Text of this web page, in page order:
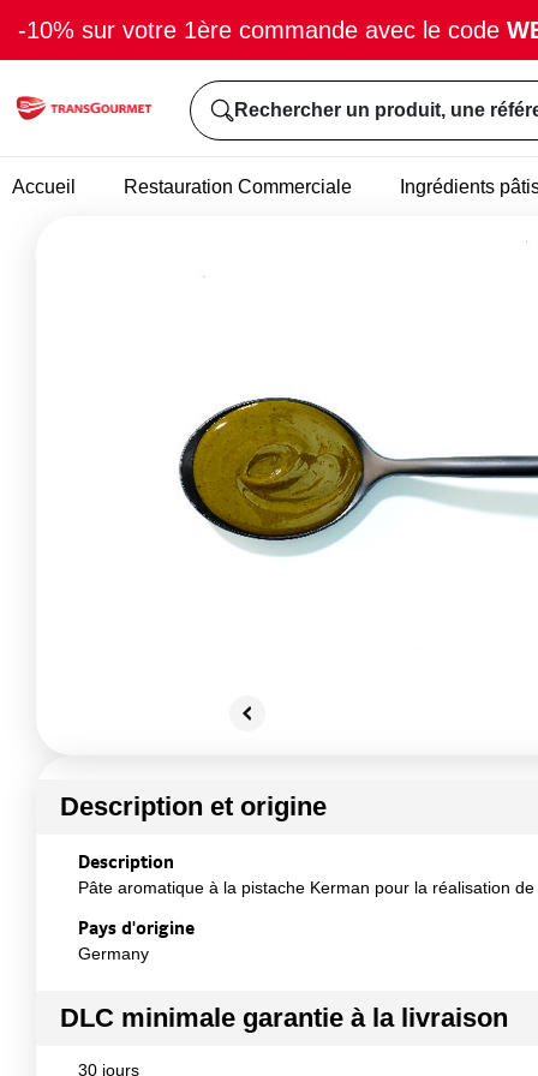
-10% sur votre 1ère commande avec le code
Rechercher un produit, une
Accueil Restauration Commerciale Ingrédients
Description et origine
Description
Pâte aromatique à la pistache Kerman pour la réalisation
Pays d'origine
Germany
DLC minimale garantie à la livraison
30 jours